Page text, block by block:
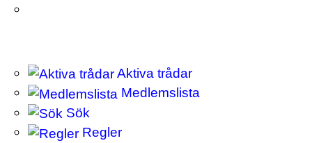
Aktiva trådar
Medlemslista
Sök
Regler